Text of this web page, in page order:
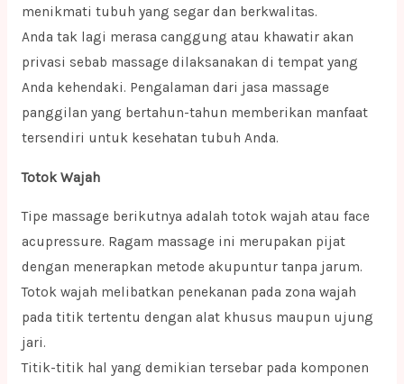
menikmati tubuh yang segar dan berkwalitas.
Anda tak lagi merasa canggung atau khawatir akan
privasi sebab massage dilaksanakan di tempat yang
Anda kehendaki. Pengalaman dari jasa massage
panggilan yang bertahun-tahun memberikan manfaat
tersendiri untuk kesehatan tubuh Anda.
Totok Wajah
Tipe massage berikutnya adalah totok wajah atau face
acupressure. Ragam massage ini merupakan pijat
dengan menerapkan metode akupuntur tanpa jarum.
Totok wajah melibatkan penekanan pada zona wajah
pada titik tertentu dengan alat khusus maupun ujung
jari.
Titik-titik hal yang demikian tersebar pada komponen